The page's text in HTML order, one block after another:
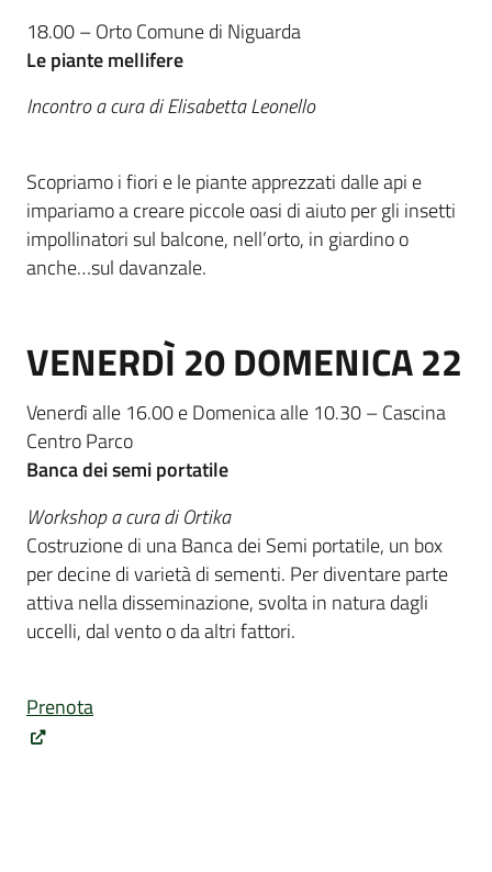
18.00 – Orto Comune di Niguarda
Le piante mellifere
Incontro a cura di Elisabetta Leonello
Scopriamo i fiori e le piante apprezzati dalle api e
impariamo a creare piccole oasi di aiuto per gli insetti
impollinatori sul balcone, nell’orto, in giardino o
anche…sul davanzale.
VENERDÌ 20 DOMENICA 22
Venerdì alle 16.00 e Domenica alle 10.30 – Cascina
Centro Parco
Banca dei semi portatile
Workshop a cura di Ortika
Costruzione di una Banca dei Semi portatile, un box
per decine di varietà di sementi. Per diventare parte
attiva nella disseminazione, svolta in natura dagli
uccelli, dal vento o da altri fattori.
Prenota